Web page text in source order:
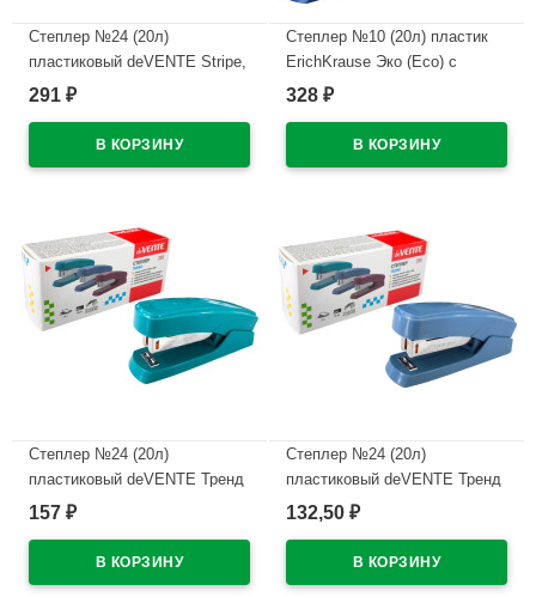
Степлер №24 (20л)
пластиковый deVENTE Stripe,
глубина скрепления 59мм
291 ₽
Степлер №10 (20л) пластик
ErichKrause Эко (Eco) с
антистеплером арт.28234
328 ₽
Степлер №24 (20л)
пластиковый deVENTE Тренд
(Trend) изумрудно-бирюзовый
157 ₽
Степлер №24 (20л)
пластиковый deVENTE Тренд
(Trend) пепельно-синий
132,50 ₽